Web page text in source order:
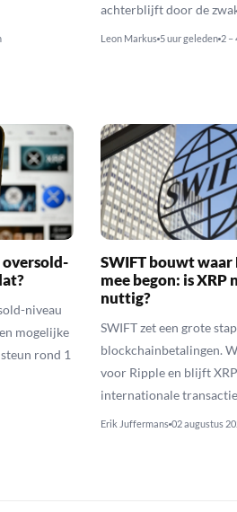
achterblijft door de
Leon Markus 5 uur geleden 2 –
niveau
mogelijke
rond 1
SWIFT bouwt
mee begon: is XRP
nuttig?
SWIFT zet een grote
blockchainbetalingen.
voor Ripple en blijft
internationale
Erik Juffermans 02 augustus